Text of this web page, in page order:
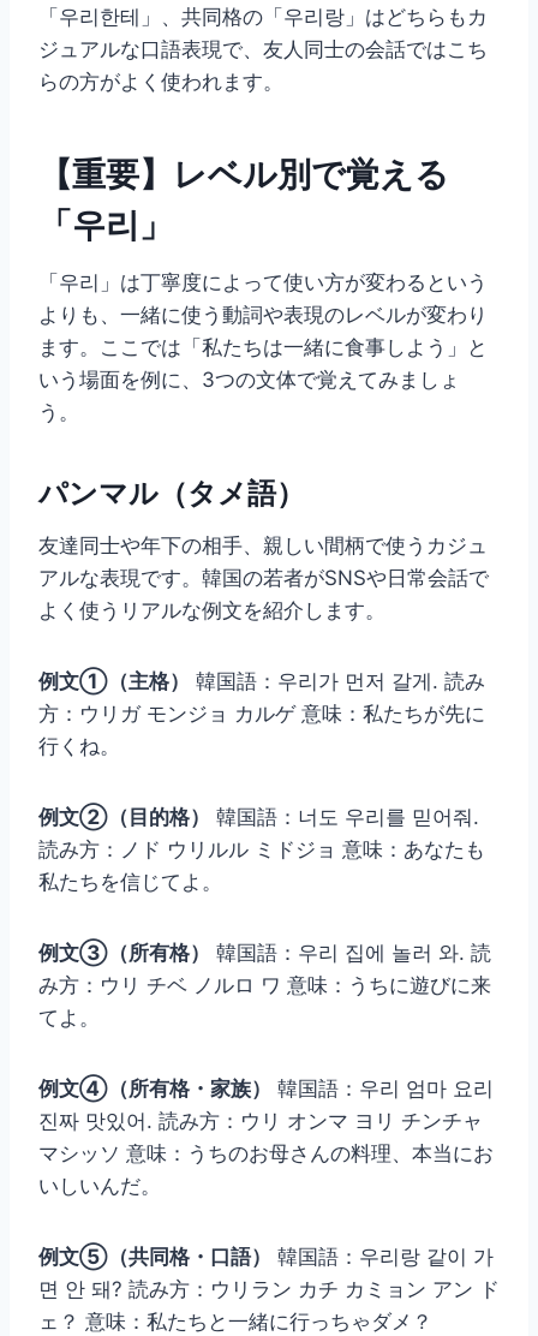
「우리한테」、共同格の「우리랑」はどちらもカ
ジュアルな口語表現で、友人同士の会話ではこち
らの方がよく使われます。
【重要】レベル別で覚える
「우리」
「우리」は丁寧度によって使い方が変わるという
よりも、一緒に使う動詞や表現のレベルが変わり
ます。ここでは「私たちは一緒に食事しよう」と
いう場面を例に、3つの文体で覚えてみましょ
う。
パンマル（タメ語）
友達同士や年下の相手、親しい間柄で使うカジュ
アルな表現です。韓国の若者がSNSや日常会話で
よく使うリアルな例文を紹介します。
例文①（主格）
韓国語：우리가 먼저 갈게. 読み
方：ウリガ モンジョ カルゲ 意味：私たちが先に
行くね。
例文②（目的格）
韓国語：너도 우리를 믿어줘.
読み方：ノド ウリルル ミドジョ 意味：あなたも
私たちを信じてよ。
例文③（所有格）
韓国語：우리 집에 놀러 와. 読
み方：ウリ チベ ノルロ ワ 意味：うちに遊びに来
てよ。
例文④（所有格・家族）
韓国語：우리 엄마 요리
진짜 맛있어. 読み方：ウリ オンマ ヨリ チンチャ
マシッソ 意味：うちのお母さんの料理、本当にお
いしいんだ。
例文⑤（共同格・口語）
韓国語：우리랑 같이 가
면 안 돼? 読み方：ウリラン カチ カミョン アン ド
ェ？ 意味：私たちと一緒に行っちゃダメ？